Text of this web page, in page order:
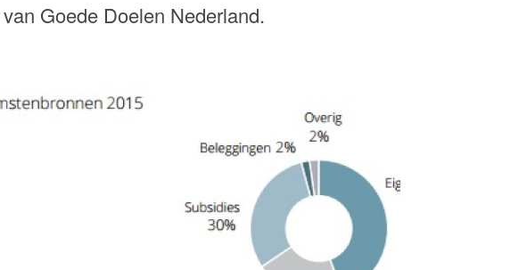
van Goede Doelen Nederland.